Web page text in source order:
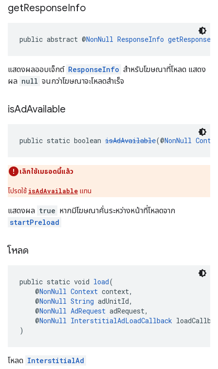
getResponseInfo
public abstract @NonNull ResponseInfo
แสดงผลออบเจ็กต์ ResponseInfo สำหรับโฆษณาที่โหลด แสดง
ผล null จนกว่าโฆษณาจะโหลดสําเร็จ
isAdAvailable
public static boolean isAdAvailable(@NonNull
เลิกใช้เมธอดนี้แล้ว
โปรดใช้ isAdAvailable แทน
แสดงผล true หากมีโฆษณาคั่นระหว่างหน้าที่โหลดจาก
startPreload
โหลด
public static void load(
@NonNull Context context,
@NonNull String adUnitId,
@NonNull AdRequest adRequest,
@NonNull InterstitialAdLoadCallback
)
โหลด InterstitialAd